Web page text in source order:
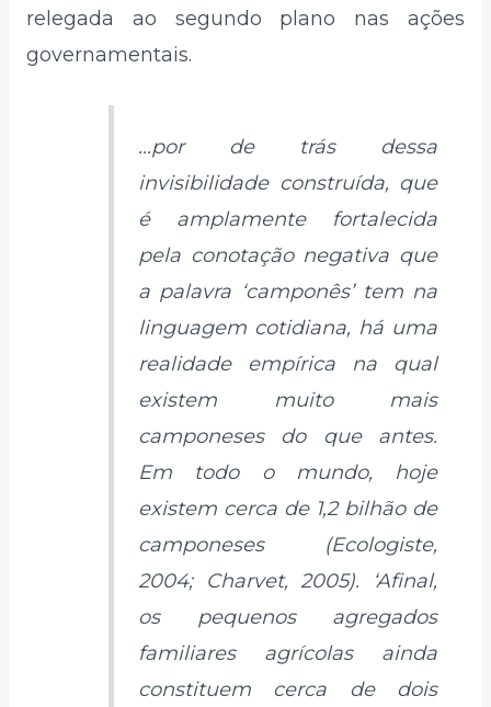
relegada ao segundo plano nas ações
governamentais.
...por de trás dessa
invisibilidade construída, que
é amplamente fortalecida
pela conotação negativa que
a palavra ‘camponês’ tem na
linguagem cotidiana, há uma
realidade empírica na qual
existem muito mais
camponeses do que antes.
Em todo o mundo, hoje
existem cerca de 1,2 bilhão de
camponeses (Ecologiste,
2004; Charvet, 2005). ‘Afinal,
os pequenos agregados
familiares agrícolas ainda
constituem cerca de dois